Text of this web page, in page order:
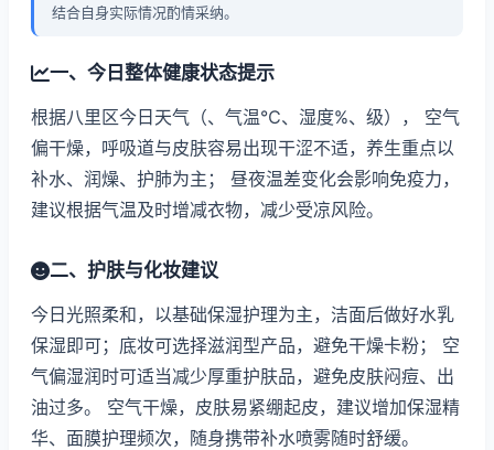
结合自身实际情况酌情采纳。
一、今日整体健康状态提示
根据八里区今日天气（、气温℃、湿度%、级）， 空气
偏干燥，呼吸道与皮肤容易出现干涩不适，养生重点以
补水、润燥、护肺为主； 昼夜温差变化会影响免疫力，
建议根据气温及时增减衣物，减少受凉风险。
二、护肤与化妆建议
今日光照柔和，以基础保湿护理为主，洁面后做好水乳
保湿即可；底妆可选择滋润型产品，避免干燥卡粉； 空
气偏湿润时可适当减少厚重护肤品，避免皮肤闷痘、出
油过多。 空气干燥，皮肤易紧绷起皮，建议增加保湿精
华、面膜护理频次，随身携带补水喷雾随时舒缓。